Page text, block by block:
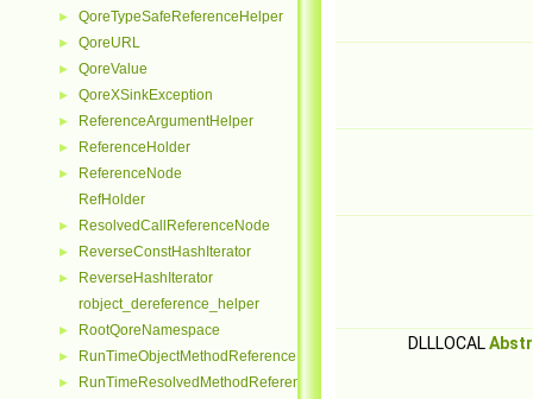
► QoreTypeSafeReferenceHelper
► QoreURL
► QoreValue
► QoreXSinkException
► ReferenceArgumentHelper
► ReferenceHolder
►
ReferenceNode
RefHolder
► ResolvedCallReferenceNode
► ReverseConstHashIterator
►
ReverseHashIterator
robject_dereference_helper
► RootQoreNamespace
► RunTimeObjectMethodReferenceNode
► RunTimeResolvedMethodReferenceNode
DLLLOCAL